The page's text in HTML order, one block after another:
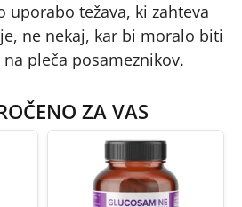
uporabo težava, ki zahteva
ne nekaj, kar bi moralo biti
pleča posameznikov.
ZA VAS